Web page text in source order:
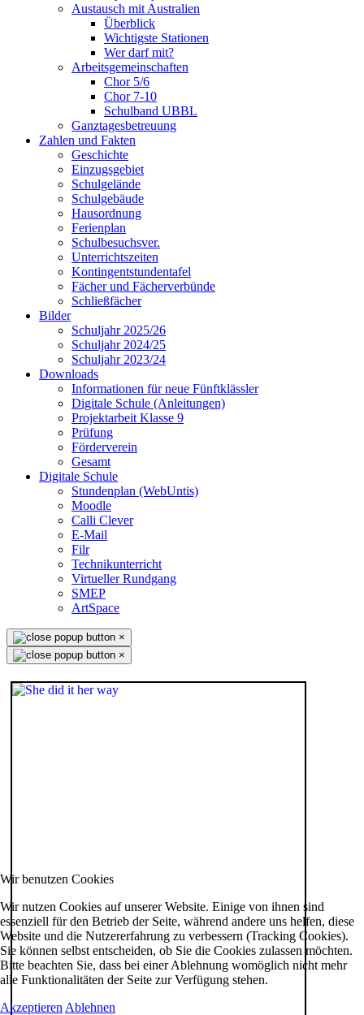
Austausch mit Australien
Überblick
Wichtigste Stationen
Wer darf mit?
Arbeitsgemeinschaften
Chor 5/6
Chor 7-10
Schulband UBBL
Ganztagesbetreuung
Zahlen und Fakten
Geschichte
Einzugsgebiet
Schulgelände
Schulgebäude
Hausordnung
Ferienplan
Schulbesuchsver.
Unterrichtszeiten
Kontingentstundentafel
Fächer und Fächerverbünde
Schließfächer
Bilder
Schuljahr 2025/26
Schuljahr 2024/25
Schuljahr 2023/24
Downloads
Informationen für neue Fünftklässler
Digitale Schule (Anleitungen)
Projektarbeit Klasse 9
Prüfung
Förderverein
Gesamt
Digitale Schule
Stundenplan (WebUntis)
Moodle
Calli Clever
E-Mail
Filr
Technikunterricht
Virtueller Rundgang
SMEP
ArtSpace
Wir benutzen Cookies
Wir nutzen Cookies auf unserer Website. Einige von ihnen sind
essenziell für den Betrieb der Seite, während andere uns helfen, diese
Website und die Nutzererfahrung zu verbessern (Tracking Cookies).
Sie können selbst entscheiden, ob Sie die Cookies zulassen möchten.
Bitte beachten Sie, dass bei einer Ablehnung womöglich nicht mehr
alle Funktionalitäten der Seite zur Verfügung stehen.
Akzeptieren Ablehnen
×
×